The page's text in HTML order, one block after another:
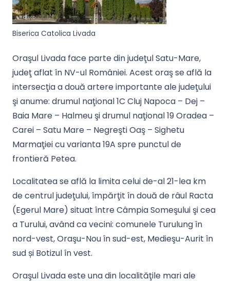
Biserica Catolica Livada
Oraşul Livada face parte din judeţul Satu-Mare,
judeţ aflat în NV-ul României. Acest oraş se află la
intersecţia a două artere importante ale judeţului
şi anume: drumul naţional 1C Cluj Napoca – Dej –
Baia Mare – Halmeu şi drumul naţional 19 Oradea –
Carei – Satu Mare – Negreşti Oaş – Sighetu
Marmaţiei cu varianta 19A spre punctul de
frontieră Petea.
Localitatea se află la limita celui de-al 21-lea km
de centrul judeţului, împărţit în două de râul Racta
(Egerul Mare) situat între Câmpia Someşului şi cea
a Turului, având ca vecini: comunele Turulung în
nord-vest, Oraşu-Nou în sud-est, Medieşu-Aurit în
sud și Botizul în vest.
Oraşul Livada este una din localităţile mari ale